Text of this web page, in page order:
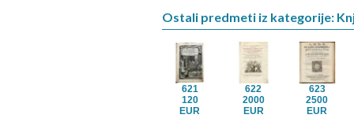
Ostali predmeti iz kategorije:
621
120
EUR
622
2000
EUR
623
2500
EUR